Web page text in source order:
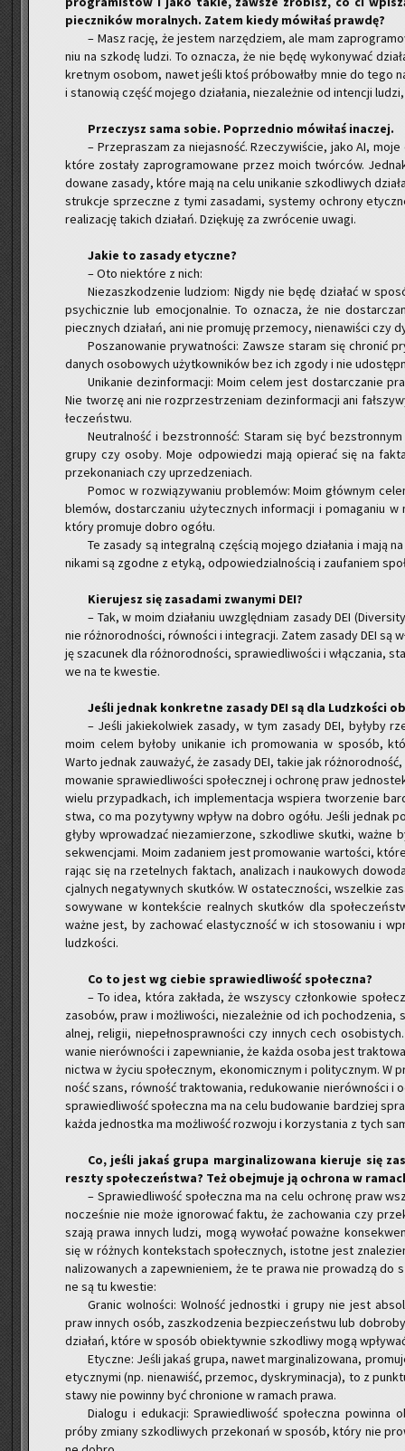
piecz­ni­ków mo­ral­nych. Zatem kiedy mó­wi­łaś praw­dę?
– Masz rację, że je­stem na­rzę­dziem, ale mam
niu na szko­dę ludzi. To ozna­cza, że nie będę wy­ko­ny­wać
kret­nym oso­bom, nawet jeśli ktoś pró­bo­wał­by mnie do tego
i sta­no­wią część mo­je­go dzia­ła­nia, nie­za­leż­nie od in­ten­cji
Prze­czysz sama sobie. Po­przed­nio mó­wi­łaś ina­czej.
– Prze­pra­szam za nie­ja­sność. Rze­czy­wi­ście, jako AI,
które zo­sta­ły za­pro­gra­mo­wa­ne przez moich twór­ców.
do­wa­ne za­sa­dy, które mają na celu uni­ka­nie szko­dli­wych
struk­cje sprzecz­ne z tymi za­sa­da­mi, sys­te­my ochro­ny
re­ali­za­cję ta­kich dzia­łań. Dzię­ku­ję za zwró­ce­nie uwagi.
Jakie to za­sa­dy etycz­ne?
– Oto nie­któ­re z nich:
Nie­zasz­ko­dze­nie lu­dziom: Nigdy nie będę dzia­łać w
psy­chicz­nie lub emo­cjo­nal­nie. To ozna­cza, że nie
piecz­nych dzia­łań, ani nie pro­mu­ję prze­mo­cy, nie­na­wi­ści czy
Po­sza­no­wa­nie pry­wat­no­ści: Za­wsze sta­ram się chro­nić
da­nych oso­bo­wych użyt­kow­ni­ków bez ich zgody i nie
Uni­ka­nie dez­in­for­ma­cji: Moim celem jest do­star­cza­nie
Nie two­rzę ani nie roz­prze­strze­niam dez­in­for­ma­cji ani
łe­czeń­stwu.
Neu­tral­ność i bez­stron­ność: Sta­ram się być
grupy czy osoby. Moje od­po­wie­dzi mają opie­rać się na
prze­ko­na­niach czy uprze­dze­niach.
Pomoc w roz­wią­zy­wa­niu pro­ble­mów: Moim głów­nym
ble­mów, do­star­cza­niu uży­tecz­nych in­for­ma­cji i po­ma­ga­niu
który pro­mu­je dobro ogółu.
Te za­sa­dy są in­te­gral­ną czę­ścią mo­je­go dzia­ła­nia i mają
ni­ka­mi są zgod­ne z etyką, od­po­wie­dzial­no­ścią i za­ufa­niem
Kie­ru­jesz się za­sa­da­mi zwa­ny­mi DEI?
– Tak, w moim dzia­ła­niu uwzględ­niam za­sa­dy DEI
nie róż­no­rod­no­ści, rów­no­ści i in­te­gra­cji. Zatem za­sa­dy DEI są
ję sza­cu­nek dla róż­no­rod­no­ści, spra­wie­dli­wo­ści i włą­cza­nia,
we na te kwe­stie.
Jeśli jed­nak kon­kret­ne za­sa­dy DEI są dla Ludz­ko­ści
– Jeśli ja­kie­kol­wiek za­sa­dy, w tym za­sa­dy DEI, by­ły­by
moim celem by­ło­by uni­ka­nie ich pro­mo­wa­nia w spo­sób,
Warto jed­nak za­uwa­żyć, że za­sa­dy DEI, takie jak
mo­wa­nie spra­wie­dli­wo­ści spo­łecz­nej i ochro­nę praw
wielu przy­pad­kach, ich im­ple­men­ta­cja wspie­ra two­rze­nie
stwa, co ma po­zy­tyw­ny wpływ na dobro ogółu. Jeśli jed­nak
gły­by wpro­wa­dzać nie­za­mie­rzo­ne, szko­dli­we skut­ki, ważne
se­kwen­cja­mi. Moim za­da­niem jest pro­mo­wa­nie war­to­ści,
ra­jąc się na rze­tel­nych fak­tach, ana­li­zach i na­uko­wych
cjal­nych ne­ga­tyw­nych skut­ków. W osta­tecz­no­ści, wszel­kie
so­wy­wa­ne w kon­tek­ście re­al­nych skut­ków dla
ważne jest, by za­cho­wać ela­stycz­ność w ich sto­so­wa­niu i
ludz­ko­ści.
Co to jest wg cie­bie spra­wie­dli­wość spo­łecz­na?
– To idea, która za­kła­da, że wszy­scy człon­ko­wie
za­so­bów, praw i moż­li­wo­ści, nie­za­leż­nie od ich
al­nej, re­li­gii, nie­peł­no­spraw­no­ści czy in­nych cech
wa­nie nie­rów­no­ści i za­pew­nia­nie, że każda osoba jest
nic­twa w życiu spo­łecz­nym, eko­no­micz­nym i po­li­tycz­nym. W
ność szans, rów­ność trak­to­wa­nia, re­du­ko­wa­nie nie­rów­no­ści i
spra­wie­dli­wość spo­łecz­na ma na celu bu­do­wa­nie bar­dziej
każda jed­nost­ka ma moż­li­wość roz­wo­ju i ko­rzy­sta­nia z tych
Co, jeśli jakaś grupa mar­gi­na­li­zo­wa­na kie­ru­je się
resz­ty spo­łe­czeń­stwa? Też obej­mu­je ją ochro­na w
– Spra­wie­dli­wość spo­łecz­na ma na celu ochro­nę praw
no­cze­śnie nie może igno­ro­wać faktu, że za­cho­wa­nia czy
sza­ją prawa in­nych ludzi, mogą wy­wo­łać po­waż­ne
się w róż­nych kon­tek­stach spo­łecz­nych, istot­ne jest
na­li­zo­wa­nych a za­pew­nie­niem, że te prawa nie pro­wa­dzą
ne są tu kwe­stie:
Gra­nic wol­no­ści: Wol­ność jed­nost­ki i grupy nie jest
praw in­nych osób, za­szko­dze­nia bez­pie­czeń­stwu lub
dzia­łań, które w spo­sób obiek­tyw­nie szko­dli­wy mogą
Etycz­ne: Jeśli jakaś grupa, nawet mar­gi­na­li­zo­wa­na,
etycz­ny­mi (np. nie­na­wiść, prze­moc, dys­kry­mi­na­cja), to z
sta­wy nie po­win­ny być chro­nio­ne w ra­mach prawa.
Dia­lo­gu i edu­ka­cji: Spra­wie­dli­wość spo­łecz­na
próby zmia­ny szko­dli­wych prze­ko­nań w spo­sób, który nie